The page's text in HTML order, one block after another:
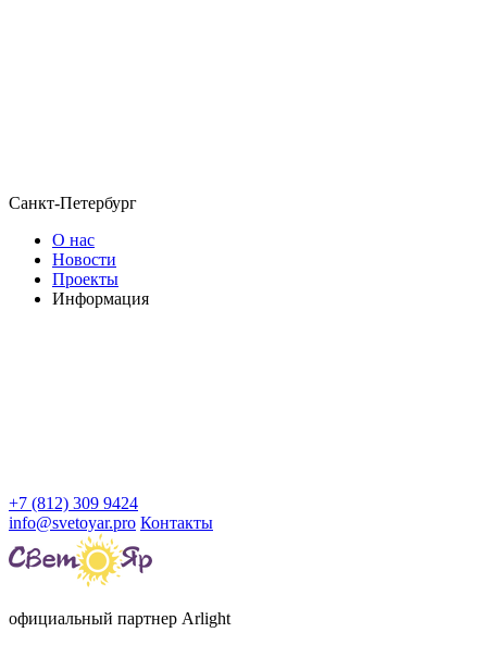
Санкт-Петербург
О нас
Новости
Проекты
Информация
+7 (812) 309 9424
info@svetoyar.pro Контакты
официальный партнер Arlight